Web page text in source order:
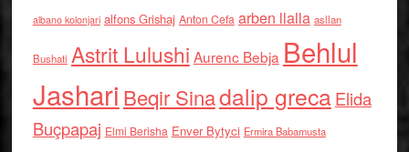
albano kolonjari alfons Grishaj Anton Cefa arben llalla asllan
Bushati Astrit Lulushi Aurenc Bebja Behlul
Jashari Beqir Sinadalip grecaElida
Buçpapaj Elmi Berisha Enver Bytyci Ermira Babamusta